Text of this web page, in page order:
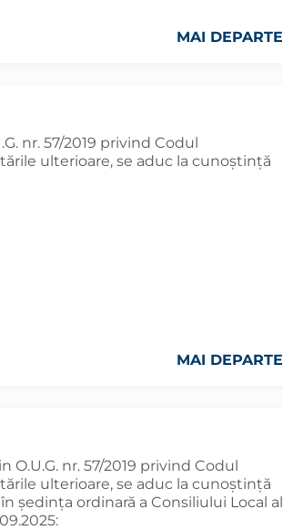
MAI DEPARTE
nr. 57/2019 privind Codul
ulterioare, se aduc la cunoştinţă
MAI DEPARTE
O.U.G. nr. 57/2019 privind Codul
ulterioare, se aduc la cunoştinţă
şedinţa ordinară a Consiliului Local al